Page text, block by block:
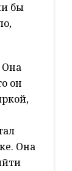
бы
Она
он
Она